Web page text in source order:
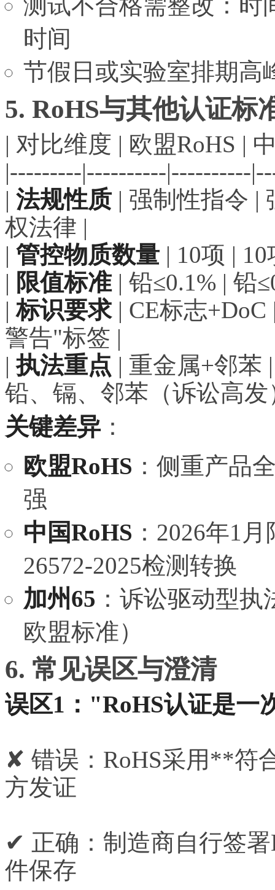
测试不合格需整改：时
时间
节假日或实验室排期高
5. RoHS与其他认证标
| 对比维度 | 欧盟RoHS |
|---------|----------|----------
| 法规性质| 强制性指令 |
权法律 |
| 管控物质数量 | 10项 |
| 限值标准| 铅≤0.1% | 铅
|标识要求| CE标志+DoC
警告"标签 |
|执法重点 | 重金属+邻苯
铅、镉、邻苯（诉讼高发
关键差异：
欧盟RoHS ：侧重产品
强
中国RoHS ：2026年1
26572-2025检测转换
加州65 ：诉讼驱动型
欧盟标准）
6. 常见误区与澄清
误区1："RoHS认证是一
✘ 错误：RoHS采用**符
方发证
✔ 正确：制造商自行签
件保存